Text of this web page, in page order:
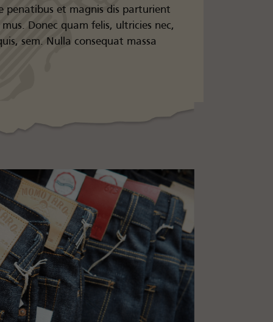
penatibus et magnis dis parturient
Donec quam felis, ultricies nec,
sem. Nulla consequat massa